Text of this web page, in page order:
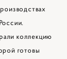
коллекцию
готовы